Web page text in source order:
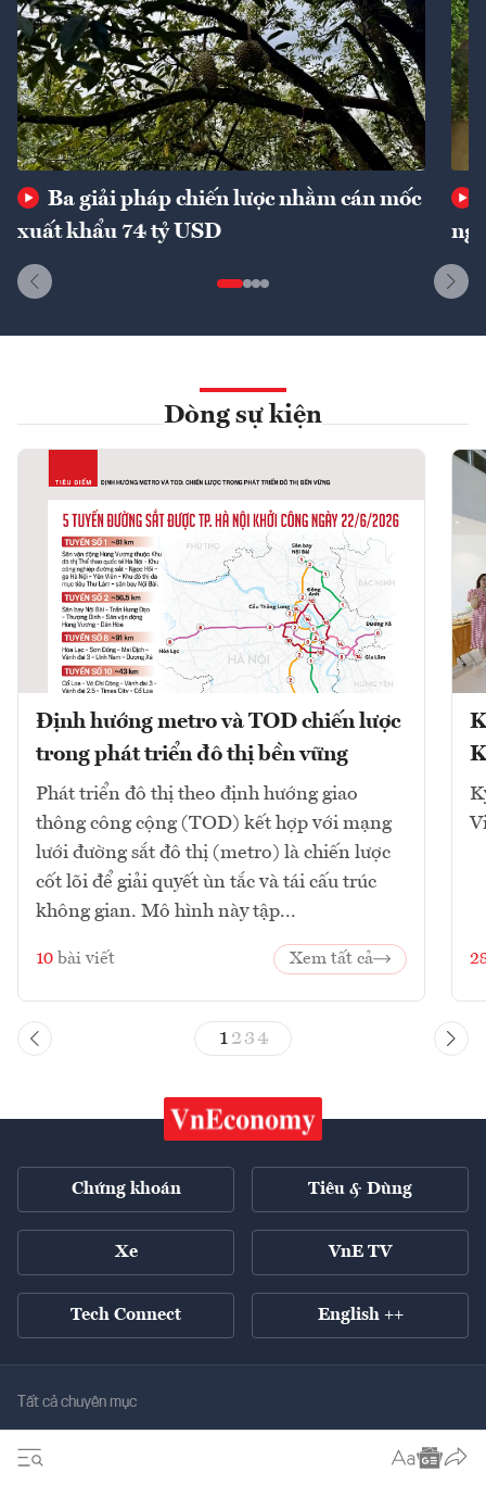
Ba giải pháp chiến lược nhằm cán mốc
xuất khẩu 74 tỷ USD
Dòng sự kiện
Định hướng metro và TOD chiến lược
trong phát triển đô thị bền vững
Phát triển đô thị theo định hướng giao
thông công cộng (TOD) kết hợp với mạng
lưới đường sắt đô thị (metro) là chiến lược
cốt lõi để giải quyết ùn tắc và tái cấu trúc
không gian. Mô hình này tập...
10 bài viết Xem tất cả
1 23 4
Chứng khoán Tiêu & Dùng
Xe VnE TV
Tech Connect English ++
Tất cả chuyên mục
Kinh tế xanh